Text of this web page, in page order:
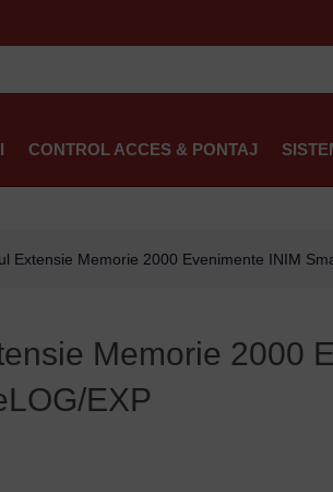
CONTROL ACCES & PONTAJ
Extensie Memorie 2000 Evenimente INIM
Memorie 2000
EXP